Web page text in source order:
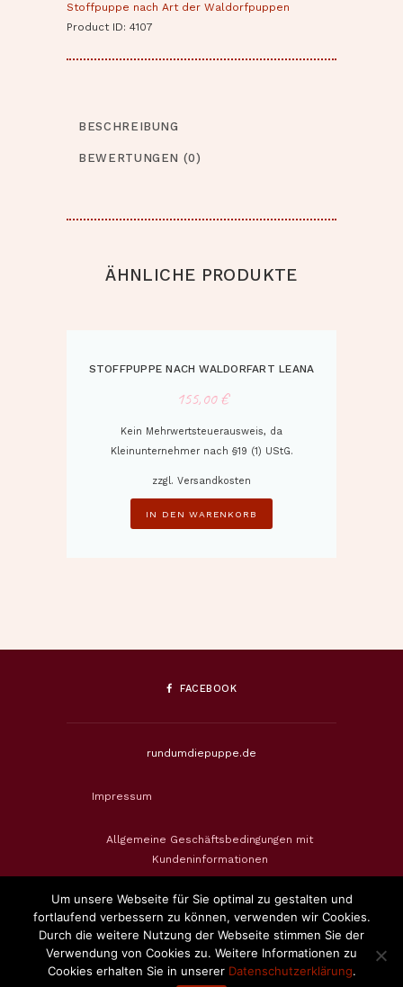
Stoffpuppe nach Art der Waldorfpuppen
Product ID: 4107
BESCHREIBUNG
BEWERTUNGEN (0)
ÄHNLICHE PRODUKTE
STOFFPUPPE NACH WALDORFART LEANA
155,00€
Kein Mehrwertsteuerausweis, da
Kleinunternehmer nach §19 (1) UStG.
zzgl. Versandkosten
IN DEN WARENKORB
FACEBOOK
rundumdiepuppe.de
Impressum
Allgemeine Geschäftsbedingungen mit
Kundeninformationen
Datenschutzerklärung
Widerrufsbelehrung & Widerrufsformular
Um unsere Webseite für Sie optimal zu gestalten und
fortlaufend verbessern zu können, verwenden wir Cookies.
Durch die weitere Nutzung der Webseite stimmen Sie der
Verwendung von Cookies zu. Weitere Informationen zu
Cookies erhalten Sie in unserer Datenschutzerklärung.